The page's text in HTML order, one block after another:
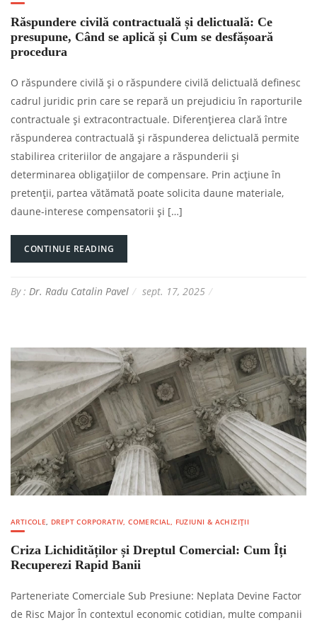
Răspundere civilă contractuală și delictuală: Ce
presupune, Când se aplică și Cum se desfășoară
procedura
O răspundere civilă și o răspundere civilă delictuală definesc
cadrul juridic prin care se repară un prejudiciu în raporturile
contractuale și extracontractuale. Diferențierea clară între
răspunderea contractuală și răspunderea delictuală permite
stabilirea criteriilor de angajare a răspunderii și
determinarea obligațiilor de compensare. Prin acțiune în
pretenții, partea vătămată poate solicita daune materiale,
daune-interese compensatorii și […]
CONTINUE READING
By : Dr. Radu Catalin Pavel sept. 17, 2025
ARTICOLE, DREPT CORPORATIV, COMERCIAL, FUZIUNI & ACHIZIȚII
Criza Lichidităților și Dreptul Comercial: Cum Îți
Recuperezi Rapid Banii
Parteneriate Comerciale Sub Presiune: Neplata Devine Factor
de Risc Major În contextul economic cotidian, multe companii